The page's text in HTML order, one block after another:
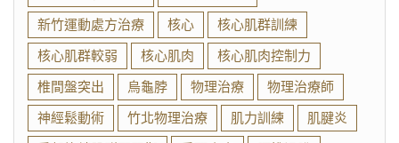
新竹運動處方治療
核心
核心肌群訓練
核心肌群較弱
核心肌肉
核心肌肉控制力
椎間盤突出
烏龜脖 物理治療
物理治療師
神經鬆動術
竹北物理治療 肌力訓練
肌腱炎